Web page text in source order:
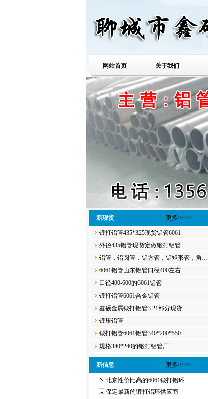
网站首页 关于我们
新现货 更多>>>>
锻打铝管435*325现货铝管6061
外径435铝管现货定做锻打铝管
铝管，铝圆管，铝方管，铝矩形管，角…
6061铝管山东铝管口径400左右
口径400-600的6061铝管
锻打铝管6061合金​铝管
鑫硕金属锻打铝管3.21部分现货
锻压铝管​
锻打铝管6061铝管340*200*550
规格340*240的锻打铝管厂
新信息 更多>>>>
北京性价比高的6061锻打铝环
保定最新的锻打铝环供应商